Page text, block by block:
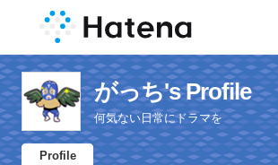
がっち's Profile
何気ない日常にドラマを
Profile